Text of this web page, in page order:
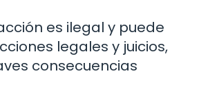
es ilegal y puede
legales y juicios,
consecuencias